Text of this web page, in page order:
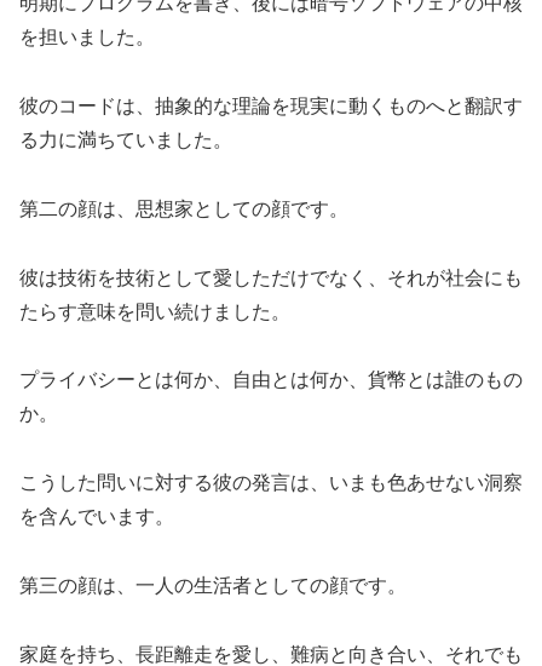
を担いました。
彼のコードは、抽象的な理論を現実に動くものへと翻訳す
る力に満ちていました。
第二の顔は、思想家としての顔です。
彼は技術を技術として愛しただけでなく、それが社会にも
たらす意味を問い続けました。
プライバシーとは何か、自由とは何か、貨幣とは誰のもの
か。
こうした問いに対する彼の発言は、いまも色あせない洞察
を含んでいます。
第三の顔は、一人の生活者としての顔です。
家庭を持ち、長距離走を愛し、難病と向き合い、それでも